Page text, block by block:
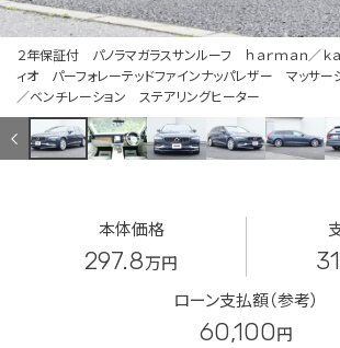
２年保証付 パノラマガラスサンルーフ ｈａｒｍａｎ／ｋａ
ィオ パーフォレーテッドファインナッパレザー マッサ
／ベンチレーション ステアリングヒーター
本体価格
297.8万円
ローン支払額（参考）
60,100円